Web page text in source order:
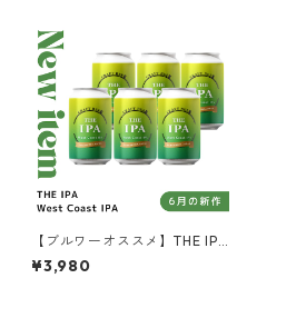
【ブルワーオススメ】THE IPA
West Caost IPA 6本入｜クラ
フトビール
¥3,980